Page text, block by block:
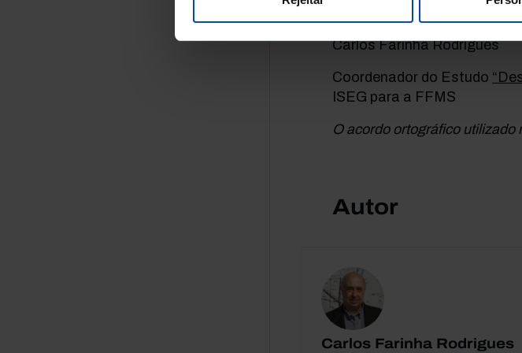
Carlos Farinha Rodrigues
Coordenador do Estudo
ISEG para a FFMS
O acordo ortográfico utilizado
Autor
Carlos Farinha Rodrigues